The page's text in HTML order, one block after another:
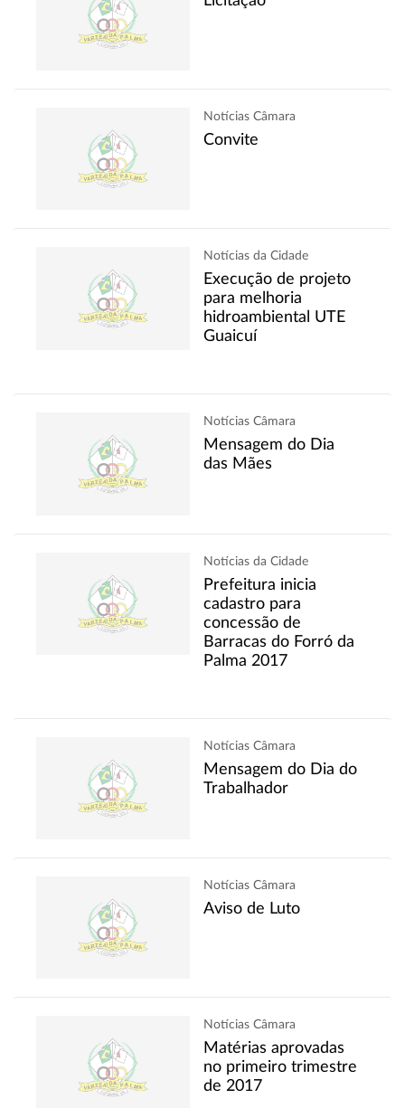
Notícias Câmara
Convite
Notícias da Cidade
Execução de projeto
para melhoria
hidroambiental UTE
Guaicuí
Notícias Câmara
Mensagem do Dia
das Mães
Notícias da Cidade
Prefeitura inicia
cadastro para
concessão de
Barracas do Forró da
Palma 2017
Notícias Câmara
Mensagem do Dia do
Trabalhador
Notícias Câmara
Aviso de Luto
Notícias Câmara
Matérias aprovadas
no primeiro trimestre
de 2017